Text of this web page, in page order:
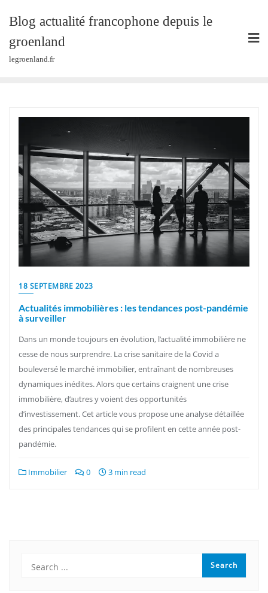
content
Blog actualité francophone depuis le
groenland
legroenland.fr
18 SEPTEMBRE 2023
Actualités immobilières : les tendances post-pandémie
à surveiller
Dans un monde toujours en évolution, l’actualité immobilière ne
cesse de nous surprendre. La crise sanitaire de la Covid a
bouleversé le marché immobilier, entraînant de nombreuses
dynamiques inédites. Alors que certains craignent une crise
immobilière, d’autres y voient des opportunités
d’investissement. Cet article vous propose une analyse détaillée
des principales tendances qui se profilent en cette année post-
pandémie.
Immobilier 0 3 min read